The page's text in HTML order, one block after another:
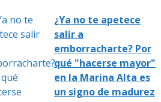
¿Ya no te apetece
salir a
emborracharte? Por
qué "hacerse mayor"
en la Marina Alta es
un signo de madurez